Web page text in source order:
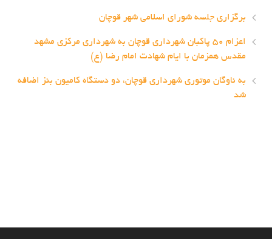
برگزاری جلسه شورای اسلامی شهر قوچان
اعزام ۵۰ پاکبان شهرداری قوچان به شهرداری مرکزی مشهد
مقدس همزمان با ایام شهادت امام رضا (ع)
به ناوگان موتوری شهرداری قوچان، دو دستگاه کامیون بنز اضافه
شد